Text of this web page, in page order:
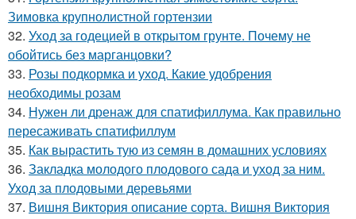
Зимовка крупнолистной гортензии
32. Уход за годецией в открытом грунте. Почему не
обойтись без марганцовки?
33. Розы подкормка и уход. Какие удобрения
необходимы розам
34. Нужен ли дренаж для спатифиллума. Как правильно
пересаживать спатифиллум
35. Как вырастить тую из семян в домашних условиях
36. Закладка молодого плодового сада и уход за ним.
Уход за плодовыми деревьями
37. Вишня Виктория описание сорта. Вишня Виктория